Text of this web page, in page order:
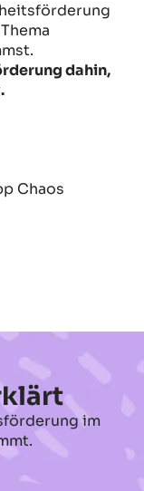
dahin,
Chaos
im